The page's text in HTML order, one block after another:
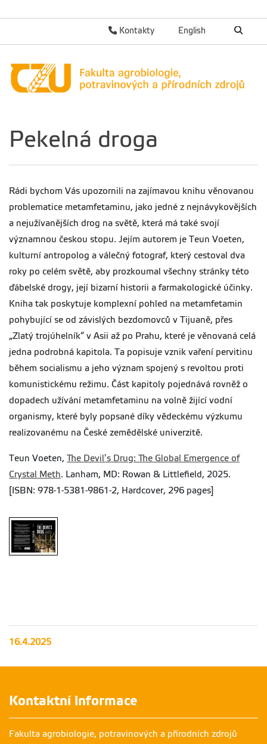
English
Kontakty
Pekelná droga
Rádi bychom Vás upozornili na zajímavou knihu věnovanou
problematice metamfetaminu, jako jedné z nejnávykovějších
a nejužívanějších drog na světě, která má také svojí
významnou českou stopu. Jejím autorem je Teun Voeten,
kulturní antropolog a válečný fotograf, který cestoval dva
roky po celém světě, aby prozkoumal všechny stránky této
ďábelské drogy, její bizarní historii a farmakologické účinky.
Kniha tak poskytuje komplexní pohled na metamfetamin
pohybující se od závislých bezdomovců v Tijuaně, přes
„Zlatý trojúhelník“ v Asii až po Prahu, které je věnovaná celá
jedna podrobná kapitola. Ta popisuje vznik vaření pervitinu
během socialismu a jeho význam spojený s revoltou proti
komunistickému režimu. Část kapitoly pojednává rovněž o
dopadech užívání metamfetaminu na volně žijící vodní
organismy, které byly popsané díky vědeckému výzkumu
realizovanému na České zemědělské univerzitě.
Teun Voeten, The Devil’s Drug: The Global Emergence of
Crystal Meth. Lanham, MD: Rowan & Littlefield, 2025.
[ISBN: 978-1-5381-9861-2, Hardcover, 296 pages]
16.4.2025
Kontaktní informace
Fakulta agrobiologie, potravinových a přírodních zdrojů